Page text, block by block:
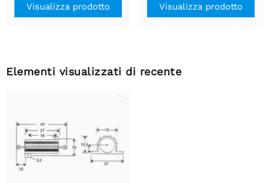
Visualizza prodotto Visualizza prodotto
Elementi visualizzati di recente